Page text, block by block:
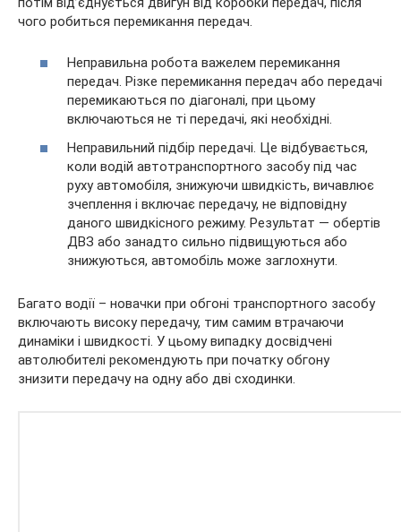
чого робиться перемикання передач.
Неправильна робота важелем перемикання
передач. Різке перемикання передач або передачі
перемикаються по діагоналі, при цьому
включаються не ті передачі, які необхідні.
Неправильний підбір передачі. Це відбувається,
коли водій автотранспортного засобу під час
руху автомобіля, знижуючи швидкість, вичавлює
зчеплення і включає передачу, не відповідну
даного швидкісного режиму. Результат — обертів
ДВЗ або занадто сильно підвищуються або
знижуються, автомобіль може заглохнути.
Багато водії – новачки при обгоні транспортного засобу
включають високу передачу, тим самим втрачаючи
динаміки і швидкості. У цьому випадку досвідчені
автолюбителі рекомендують при початку обгону
знизити передачу на одну або дві сходинки.